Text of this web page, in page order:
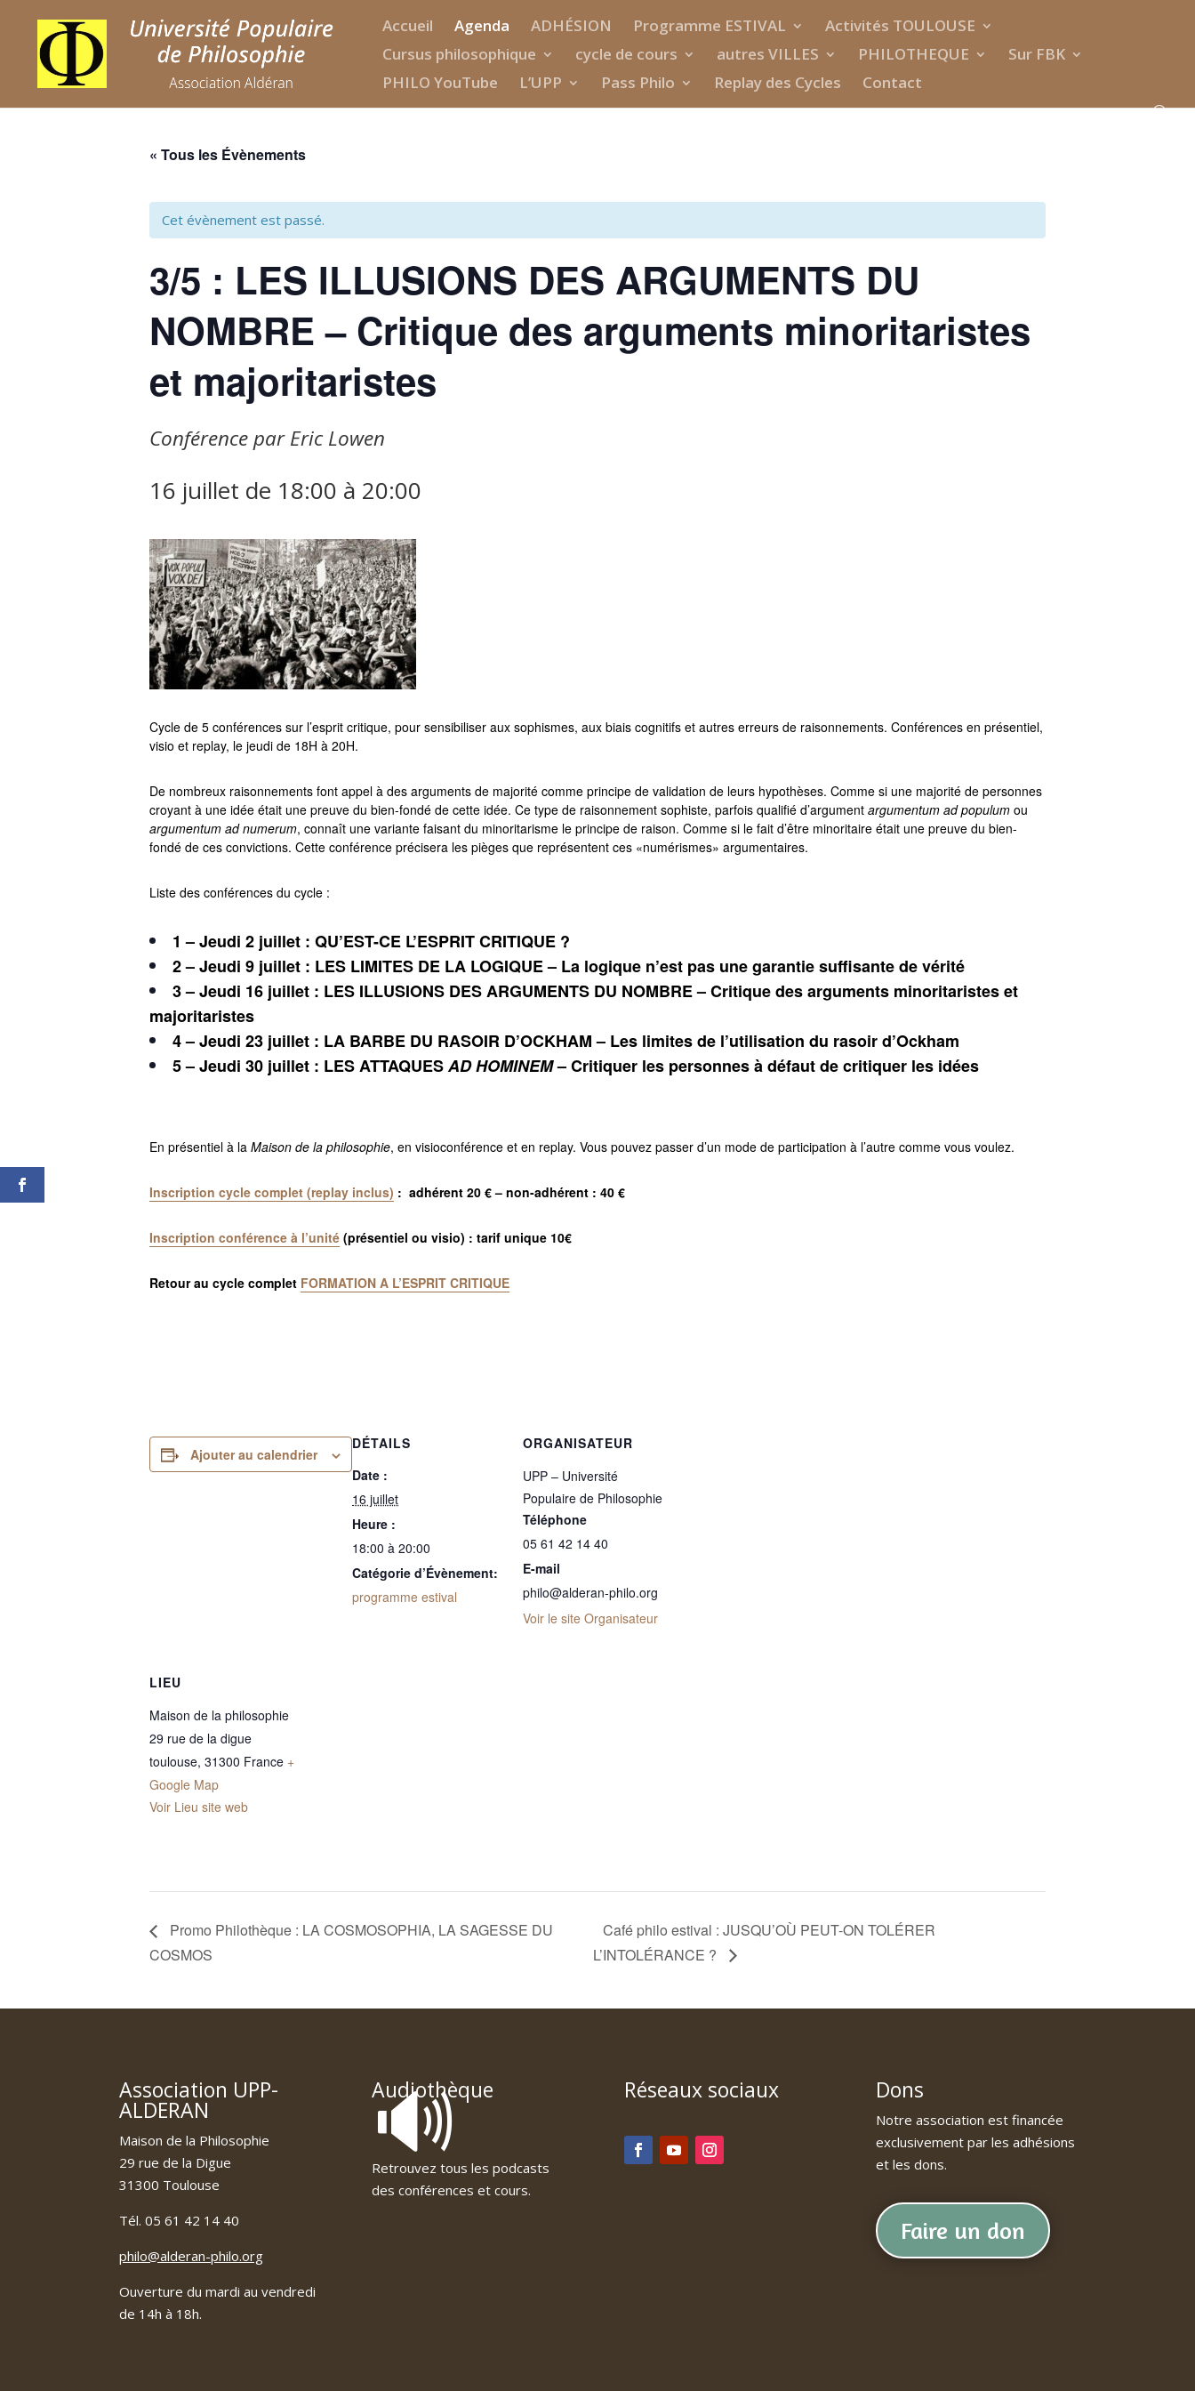
Accueil Agenda ADHÉSION Programme ESTIVAL
Activités TOULOUSE
Cursus philosophique
cycle de cours autres VILLES PHILOTHEQUE
Sur FBK
PHILO YouTube
L’UPP Pass Philo Replay des Cycles Contact
« Tous les Évènements
Cet évènement est passé.
3/5 : LES ILLUSIONS DES ARGUMENTS DU
NOMBRE – Critique des arguments minoritaristes
et majoritaristes
Conférence par Eric Lowen
16 juillet de 18:00 à 20:00
Cycle de 5 conférences sur l’esprit critique, pour sensibiliser aux sophismes, aux biais cognitifs et autres erreurs de raisonnements. Conférences en présentiel,
visio et replay, le jeudi de 18H à 20H.
De nombreux raisonnements font appel à des arguments de majorité comme principe de validation de leurs hypothèses. Comme si une majorité de personnes
croyant à une idée était une preuve du bien-fondé de cette idée. Ce type de raisonnement sophiste, parfois qualifié d’argument argumentum ad populum ou
argumentum ad numerum, connaît une variante faisant du minoritarisme le principe de raison. Comme si le fait d’être minoritaire était une preuve du bien-
fondé de ces convictions. Cette conférence précisera les pièges que représentent ces «numérismes» argumentaires.
Liste des conférences du cycle :
1 – Jeudi 2 juillet : QU’EST-CE L’ESPRIT CRITIQUE ?
2 – Jeudi 9 juillet : LES LIMITES DE LA LOGIQUE – La logique n’est pas une garantie suffisante de vérité
3 – Jeudi 16 juillet : LES ILLUSIONS DES ARGUMENTS DU NOMBRE – Critique des arguments minoritaristes et
majoritaristes
4 – Jeudi 23 juillet : LA BARBE DU RASOIR D’OCKHAM – Les limites de l’utilisation du rasoir d’Ockham
5 – Jeudi 30 juillet : LES ATTAQUESAD HOMINEM– Critiquer les personnes à défaut de critiquer les idées
En présentiel à la Maison de la philosophie, en visioconférence et en replay. Vous pouvez passer d’un mode de participation à l’autre comme vous voulez.
Inscription cycle complet (replay inclus) : adhérent 20 € – non-adhérent : 40 €
Inscription conférence à l’unité (présentiel ou visio) : tarif unique 10€
Retour au cycle complet FORMATION A L’ESPRIT CRITIQUE
Ajouter au calendrier
DÉTAILS
Date :
16 juillet
Heure :
18:00 à 20:00
Catégorie d’Évènement:
programme estival
ORGANISATEUR
UPP – Université
Populaire de Philosophie
Téléphone
05 61 42 14 40
E-mail
philo@alderan-philo.org
Voir le site Organisateur
LIEU
Maison de la philosophie
29 rue de la digue
toulouse, 31300 France +
Google Map
Voir Lieu site web
Promo Philothèque : LA COSMOSOPHIA, LA SAGESSE DU
COSMOS
Café philo estival : JUSQU’OÙ PEUT-ON TOLÉRER
L’INTOLÉRANCE ?
Association UPP-
ALDERAN
Maison de la Philosophie
29 rue de la Digue
31300 Toulouse
Tél. 05 61 42 14 40
philo@alderan-philo.org
Ouverture du mardi au vendredi
de 14h à 18h.
Audiothèque
🔊
Retrouvez tous les podcasts
des conférences et cours.
Réseaux sociaux Dons
Notre association est financée
exclusivement par les adhésions
et les dons.
Faire un don